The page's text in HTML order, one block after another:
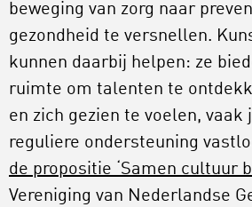
beweging van zorg naar
gezondheid te versnellen.
kunnen daarbij helpen: ze
ruimte om talenten te
en zich gezien te voelen, vaak
reguliere ondersteuning
de propositie ‘Samen cultuur
Vereniging van Nederlandse